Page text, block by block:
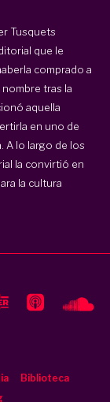
Tusquets
que le
comprado a
tras la
aquella
en uno de
A lo largo de los
la convirtió en
la cultura
Biblioteca